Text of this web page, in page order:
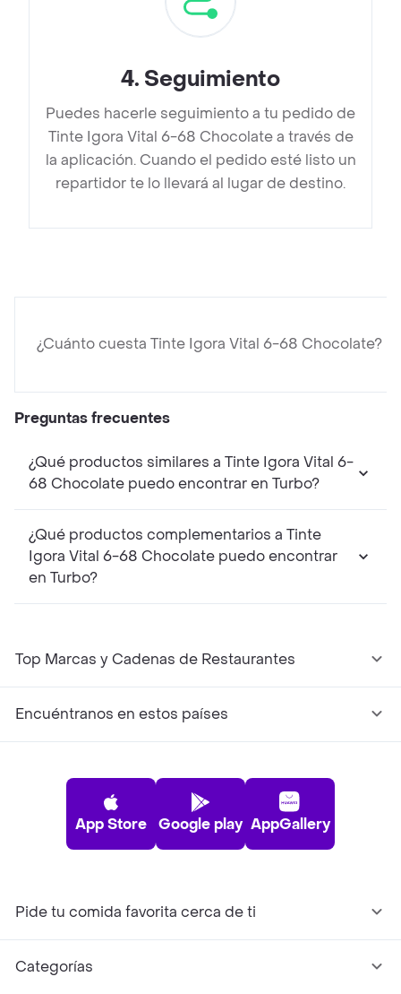
4. Seguimiento
Puedes hacerle seguimiento a tu pedido de
Tinte Igora Vital 6-68 Chocolate a través de
la aplicación. Cuando el pedido esté listo un
repartidor te lo llevará al lugar de destino.
¿Cuánto cuesta Tinte Igora Vital 6-68 Chocolate?
Preguntas frecuentes
¿Qué productos similares a Tinte Igora Vital 6-
68 Chocolate puedo encontrar en Turbo?
¿Qué productos complementarios a Tinte
Igora Vital 6-68 Chocolate puedo encontrar
en Turbo?
Top Marcas y Cadenas de Restaurantes
Encuéntranos en estos países
App Store Google play AppGallery
Pide tu comida favorita cerca de ti
Categorías